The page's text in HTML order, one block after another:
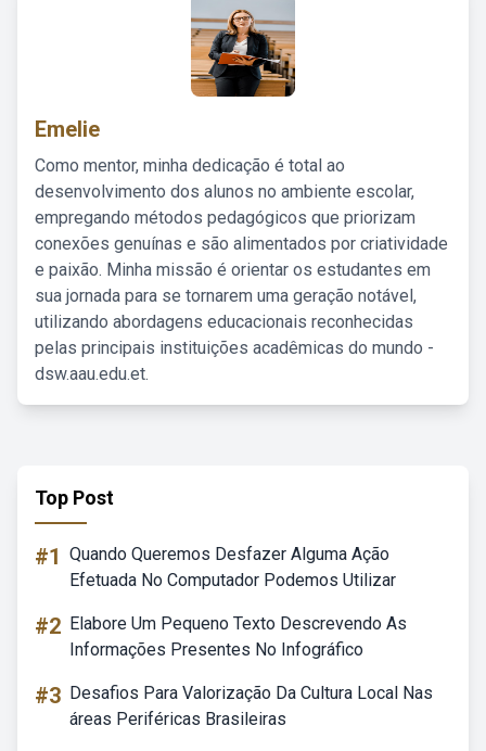
Emelie
Como mentor, minha dedicação é total ao
desenvolvimento dos alunos no ambiente escolar,
empregando métodos pedagógicos que priorizam
conexões genuínas e são alimentados por criatividade
e paixão. Minha missão é orientar os estudantes em
sua jornada para se tornarem uma geração notável,
utilizando abordagens educacionais reconhecidas
pelas principais instituições acadêmicas do mundo -
dsw.aau.edu.et.
Top Post
#1 Quando Queremos Desfazer Alguma Ação
Efetuada No Computador Podemos Utilizar
#2 Elabore Um Pequeno Texto Descrevendo As
Informações Presentes No Infográfico
#3 Desafios Para Valorização Da Cultura Local Nas
áreas Periféricas Brasileiras